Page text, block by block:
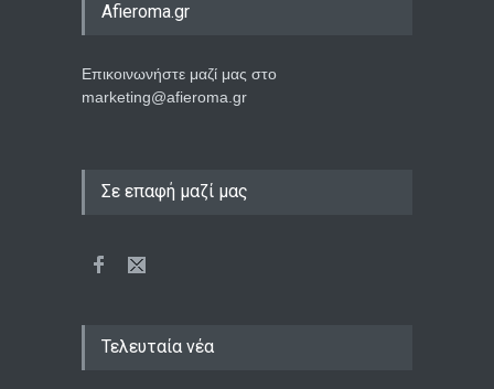
Afieroma.gr
Επικοινωνήστε μαζί μας στο
marketing@afieroma.gr
Σε επαφή μαζί μας
Τελευταία νέα